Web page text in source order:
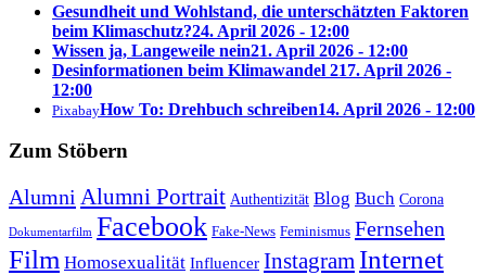
Gesundheit und Wohlstand, die unterschätzten Faktoren
beim Klimaschutz?24. April 2026 - 12:00
Wissen ja, Langeweile nein21. April 2026 - 12:00
Desinformationen beim Klimawandel 217. April 2026 -
12:00
PixabayHow To: Drehbuch schreiben14. April 2026 - 12:00
Zum Stöbern
Alumni Alumni Portrait Authentizität Blog Buch Corona
Dokumentarfilm Facebook Fake-News Feminismus Fernsehen
Film Homosexualität Influencer Instagram Internet